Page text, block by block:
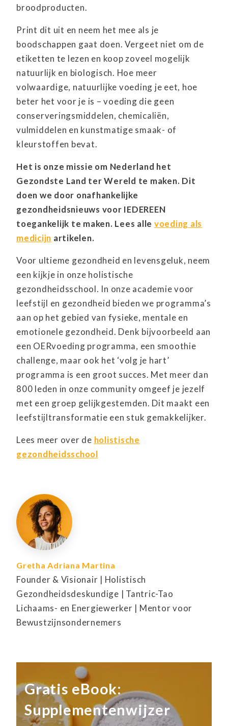
broodproducten.
Print dit uit en neem het mee als je
boodschappen gaat doen. Vergeet niet om de
etiketten te lezen en koop zoveel mogelijk
natuurlijk en biologisch. Hoe meer
volwaardige, natuurlijke voeding je eet, hoe
beter het voor je is – voeding die geen
conserveringsmiddelen, chemicaliën,
vulmiddelen en kunstmatige smaak- of
kleurstoffen bevat.
Het is onze missie om Nederland het
Gezondste Land ter Wereld te maken. Dit
doen we door onafhankelijke
gezondheidsnieuws voor IEDEREEN
toegankelijk te maken. Lees alle voeding als
medicijn artikelen.
Voor ultieme gezondheid en levensgeluk, neem
een kijkje in onze holistische
gezondheidsschool. In onze academie voor
leefstijl en gezondheid bieden we programma’s
aan op het gebied van fysieke, mentale en
emotionele gezondheid. Denk bijvoorbeeld aan
een OERvoeding programma, een smoothie
challenge, maar ook het ‘volg je hart’
programma is een groot succes. Met meer dan
800 leden in onze community omgeef je jezelf
met een groep gelijkgestemden. Dit maakt een
leefstijltransformatie een stuk gemakkelijker.
Lees meer over de holistische
gezondheidsschool
Gretha Adriana Martina
Founder & Visionair | Holistisch
Gezondheidsdeskundige | Tantric-Tao
Lichaams- en Energiewerker | Mentor voor
Bewustzijnsondernemers
Gratis eBook:
Supplementenwijzer